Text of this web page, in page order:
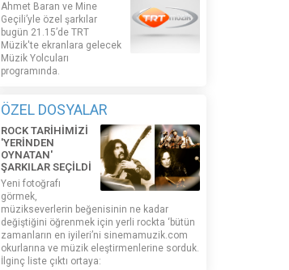
Ahmet Baran ve Mine
Geçili’yle özel şarkılar
bugün 21.15’de TRT
Müzik'te ekranlara gelecek
Müzik Yolcuları
programında.
ÖZEL DOSYALAR
ROCK TARİHİMİZİ
'YERİNDEN
OYNATAN'
ŞARKILAR SEÇİLDİ
Yeni fotoğrafı
görmek,
müzikseverlerin beğenisinin ne kadar
değiştiğini öğrenmek için yerli rockta ‘bütün
zamanların en iyileri’ni sinemamuzik.com
okurlarına ve müzik eleştirmenlerine sorduk.
İlginç liste çıktı ortaya: